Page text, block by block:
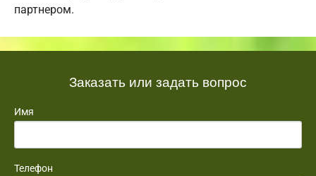
партнером.
Заказать или задать вопрос
Имя
Телефон